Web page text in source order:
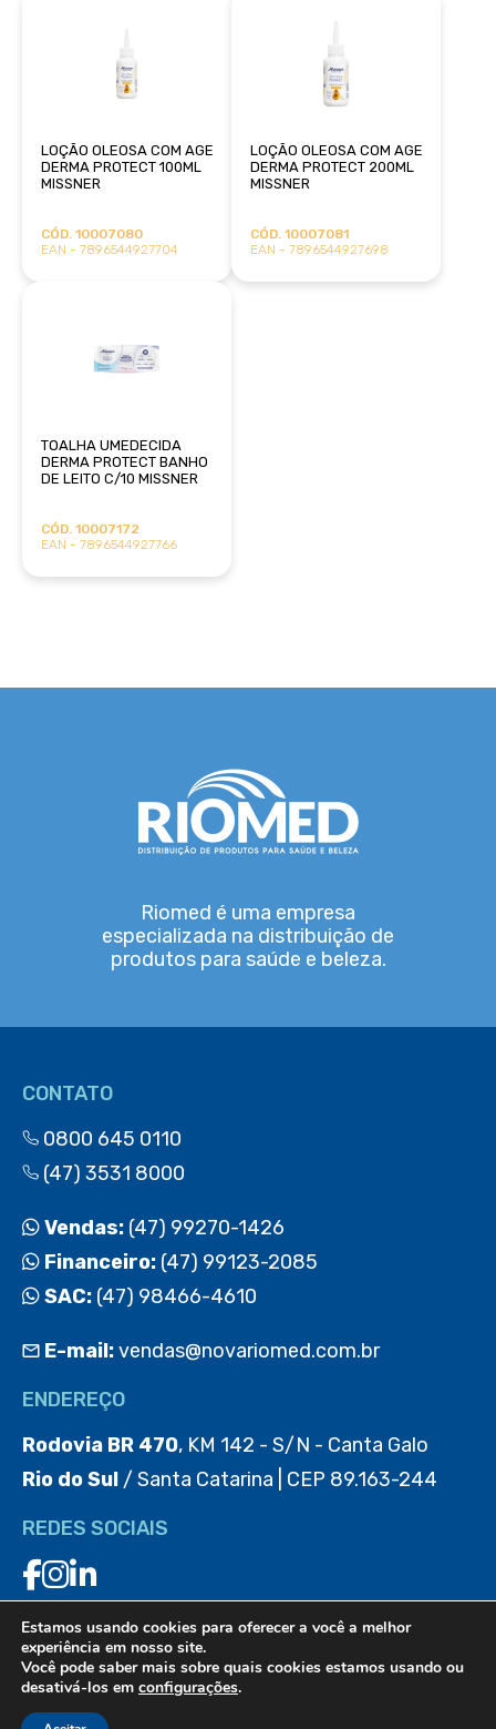
LOÇÃO OLEOSA COM AGE
DERMA PROTECT 100ML
MISSNER
CÓD. 10007080
EAN - 7896544927704
LOÇÃO OLEOSA COM AGE
DERMA PROTECT 200ML
MISSNER
CÓD. 10007081
EAN - 7896544927698
TOALHA UMEDECIDA
DERMA PROTECT BANHO
DE LEITO C/10 MISSNER
CÓD. 10007172
EAN - 7896544927766
Riomed é uma empresa
especializada na distribuição de
produtos para saúde e beleza.
CONTATO
0800 645 0110
(47) 3531 8000
Vendas: (47) 99270-1426
Financeiro: (47) 99123-2085
SAC: (47) 98466-4610
E-mail:vendas@novariomed.com.br
ENDEREÇO
Rodovia BR 470, KM 142 - S/N - Canta Galo
Rio do Sul / Santa Catarina | CEP 89.163-244
REDES SOCIAIS
BAIXE O APP
Estamos usando cookies para oferecer a você a melhor
experiência em nosso site.
Você pode saber mais sobre quais cookies estamos usando ou
desativá-los em configurações.